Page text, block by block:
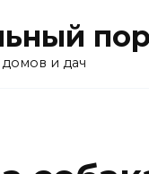
домов и дач